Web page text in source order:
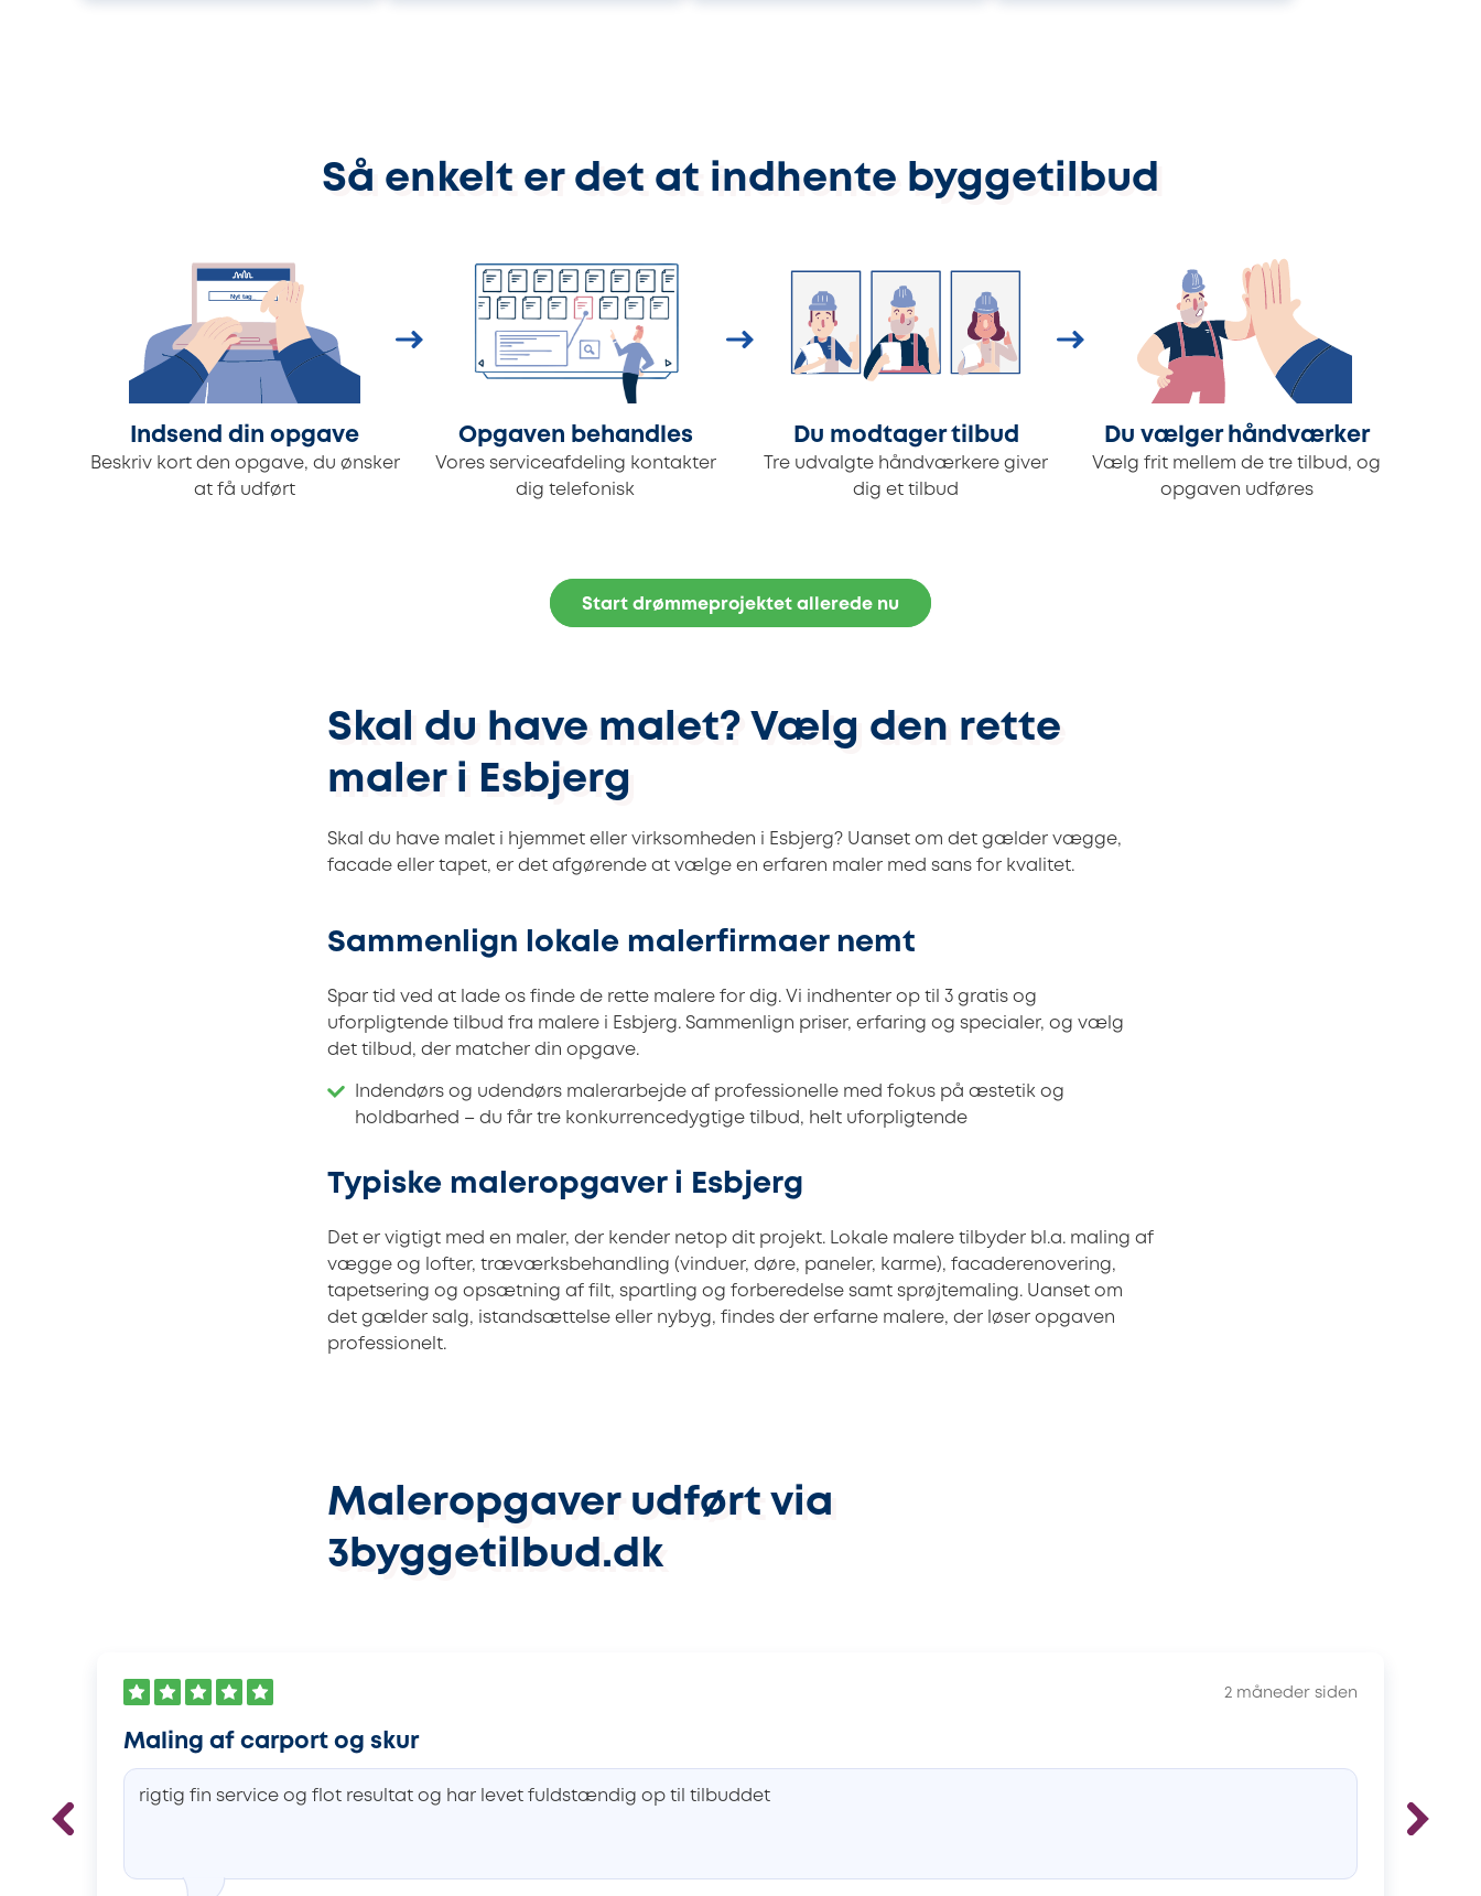
Så enkelt er det at indhente byggetilbud
Indsend din opgave
Beskriv kort den opgave, du ønsker
at få udført
Opgaven behandles
Vores serviceafdeling kontakter
dig telefonisk
Du modtager tilbud
Tre udvalgte håndværkere giver
dig et tilbud
Du vælger håndværker
Vælg frit mellem de tre tilbud, og
opgaven udføres
Start drømmeprojektet allerede nu
Skal du have malet? Vælg den rette
maler i Esbjerg
Skal du have malet i hjemmet eller virksomheden i Esbjerg? Uanset om det gælder vægge,
facade eller tapet, er det afgørende at vælge en erfaren maler med sans for kvalitet.
Sammenlign lokale malerfirmaer nemt
Spar tid ved at lade os finde de rette malere for dig. Vi indhenter op til 3 gratis og
uforpligtende tilbud fra malere i Esbjerg. Sammenlign priser, erfaring og specialer, og vælg
det tilbud, der matcher din opgave.
Indendørs og udendørs malerarbejde af professionelle med fokus på æstetik og
holdbarhed – du får tre konkurrencedygtige tilbud, helt uforpligtende
Typiske maleropgaver i Esbjerg
Det er vigtigt med en maler, der kender netop dit projekt. Lokale malere tilbyder bl.a. maling af
vægge og lofter, træværksbehandling (vinduer, døre, paneler, karme), facaderenovering,
tapetsering og opsætning af filt, spartling og forberedelse samt sprøjtemaling. Uanset om
det gælder salg, istandsættelse eller nybyg, findes der erfarne malere, der løser opgaven
professionelt.
Maleropgaver udført via
3byggetilbud.dk
2 måneder siden
Maling af carport og skur
rigtig fin service og flot resultat og har levet fuldstændig op til tilbuddet